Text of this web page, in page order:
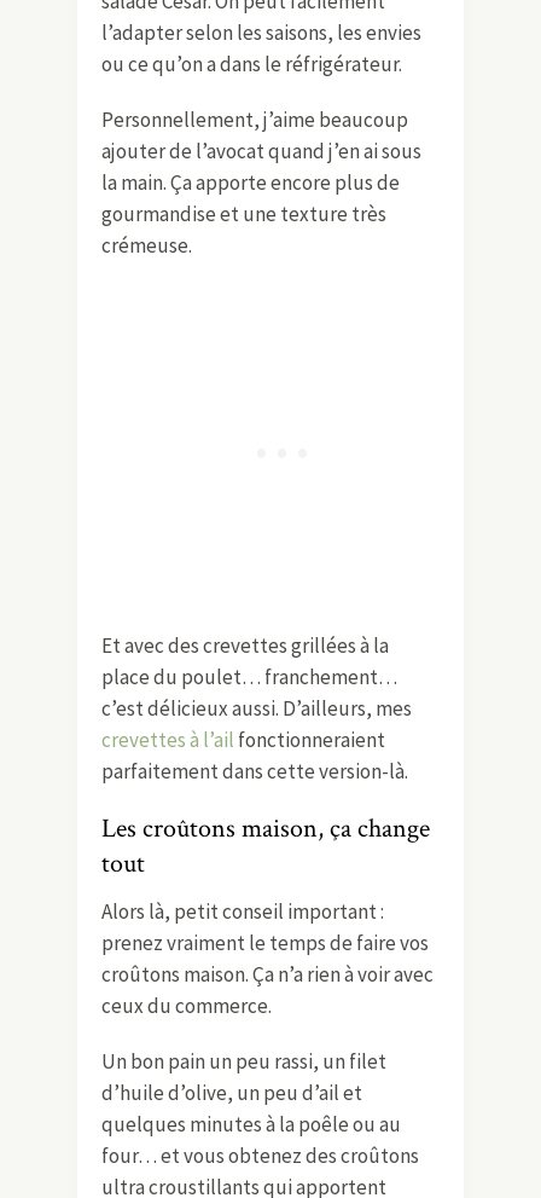
l’adapter selon les saisons, les envies
ou ce qu’on a dans le réfrigérateur.
Personnellement, j’aime beaucoup
ajouter de l’avocat quand j’en ai sous
la main. Ça apporte encore plus de
gourmandise et une texture très
crémeuse.
Et avec des crevettes grillées à la
place du poulet… franchement…
c’est délicieux aussi. D’ailleurs, mes
crevettes à l’ail fonctionneraient
parfaitement dans cette version-là.
Les croûtons maison, ça change
tout
Alors là, petit conseil important :
prenez vraiment le temps de faire vos
croûtons maison. Ça n’a rien à voir avec
ceux du commerce.
Un bon pain un peu rassi, un filet
d’huile d’olive, un peu d’ail et
quelques minutes à la poêle ou au
four… et vous obtenez des croûtons
ultra croustillants qui apportent